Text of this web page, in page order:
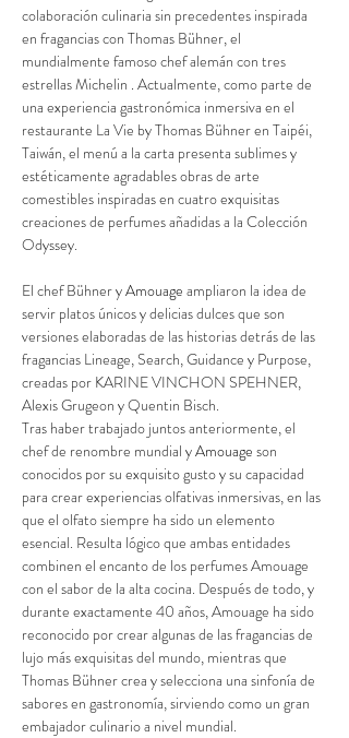
colaboración culinaria sin precedentes inspirada
en fragancias con Thomas Bühner, el
mundialmente famoso chef alemán con tres
estrellas Michelin . Actualmente, como parte de
una experiencia gastronómica inmersiva en el
restaurante La Vie by Thomas Bühner en Taipéi,
Taiwán, el menú a la carta presenta sublimes y
estéticamente agradables obras de arte
comestibles inspiradas en cuatro exquisitas
creaciones de perfumes añadidas a la Colección
Odyssey.
El chef Bühner y Amouage ampliaron la idea de
servir platos únicos y delicias dulces que son
versiones elaboradas de las historias detrás de las
fragancias Lineage, Search, Guidance y Purpose,
creadas por KARINE VINCHON SPEHNER,
Alexis Grugeon y Quentin Bisch.
Tras haber trabajado juntos anteriormente, el
chef de renombre mundial y Amouage son
conocidos por su exquisito gusto y su capacidad
para crear experiencias olfativas inmersivas, en las
que el olfato siempre ha sido un elemento
esencial. Resulta lógico que ambas entidades
combinen el encanto de los perfumes Amouage
con el sabor de la alta cocina. Después de todo, y
durante exactamente 40 años, Amouage ha sido
reconocido por crear algunas de las fragancias de
lujo más exquisitas del mundo, mientras que
Thomas Bühner crea y selecciona una sinfonía de
sabores en gastronomía, sirviendo como un gran
embajador culinario a nivel mundial.